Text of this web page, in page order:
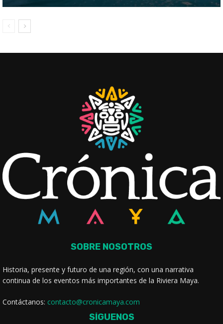
SOBRE NOSOTROS
Historia, presente y futuro de una región, con una narrativa
continua de los eventos más importantes de la Riviera Maya.
Contáctanos: contacto@cronicamaya.com
SÍGUENOS